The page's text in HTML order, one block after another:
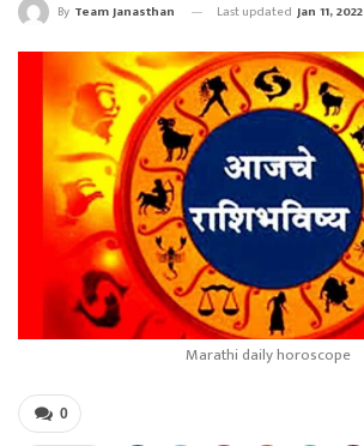
By Team Janasthan Last updated Jan 11, 2022
Marathi daily horoscope
0